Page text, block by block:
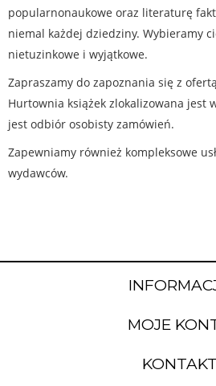
popularnonaukowe oraz literaturę
niemal każdej dziedziny. Wybieramy
nietuzinkowe i wyjątkowe.
Zapraszamy do zapoznania się z
Hurtownia książek zlokalizowana jest
jest odbiór osobisty zamówień.
Zapewniamy również kompleksowe
wydawców.
MOJE
KONTAKT